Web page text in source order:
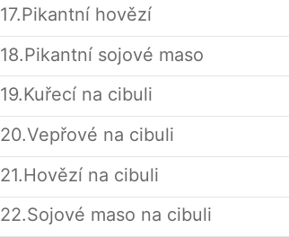
17.Pikantní hovězí
18.Pikantní sojové maso
19.Kuřecí na cibuli
20.Vepřové na cibuli
21.Hovězí na cibuli
22.Sojové maso na cibuli